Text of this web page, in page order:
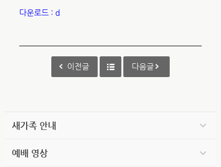
다운로드 : d
이전글 다음글
새가족 안내
예배 영상